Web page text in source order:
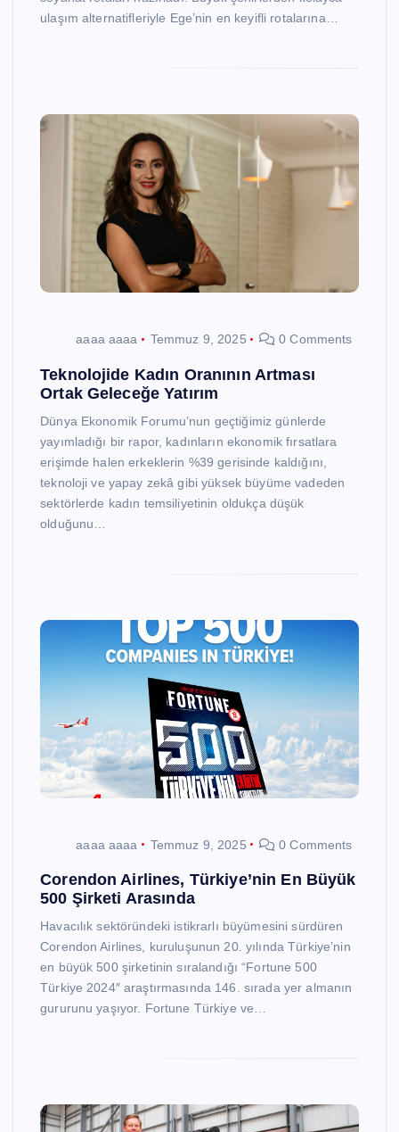
ulaşım alternatifleriyle Ege’nin en keyifli rotalarına…
aaaa aaaa Temmuz 9, 2025 0 Comments
Teknolojide Kadın Oranının Artması
Ortak Geleceğe Yatırım
Dünya Ekonomik Forumu’nun geçtiğimiz günlerde
yayımladığı bir rapor, kadınların ekonomik fırsatlara
erişimde halen erkeklerin %39 gerisinde kaldığını,
teknoloji ve yapay zekâ gibi yüksek büyüme vadeden
sektörlerde kadın temsiliyetinin oldukça düşük
olduğunu…
aaaa aaaa Temmuz 9, 2025 0 Comments
Corendon Airlines, Türkiye’nin En Büyük
500 Şirketi Arasında
Havacılık sektöründeki istikrarlı büyümesini sürdüren
Corendon Airlines, kuruluşunun 20. yılında Türkiye’nin
en büyük 500 şirketinin sıralandığı “Fortune 500
Türkiye 2024″ araştırmasında 146. sırada yer almanın
gururunu yaşıyor. Fortune Türkiye ve…